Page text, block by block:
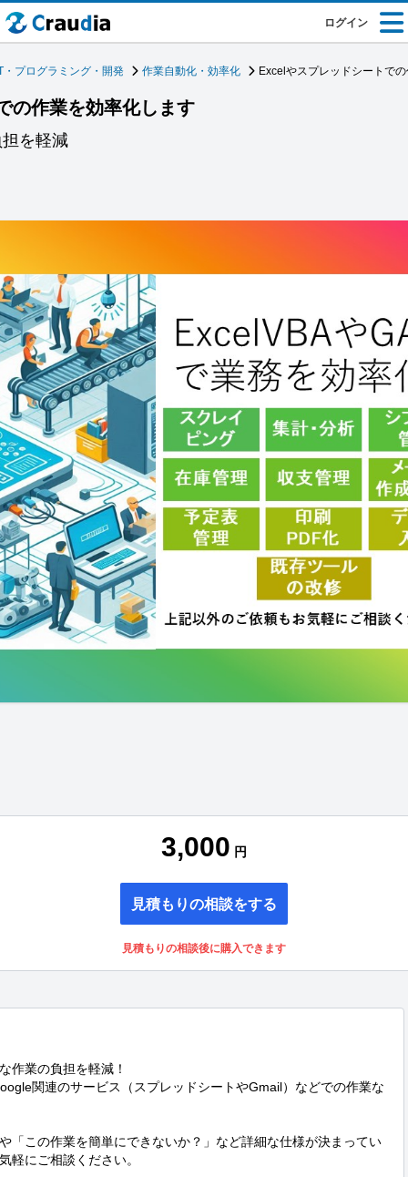
ログイン
・プログラミング・開発 作業自動化・効率化 Excelやスプレッドシートで
の作業を効率化します
を軽減
3,000 円
見積もりの相談をする
見積もりの相談後に購入できます
作業の負担を軽減！
関連のサービス（スプレッドシートやGmail）などでの作業な
「この作業を簡単にできないか？」など詳細な仕様が決まってい
軽にご相談ください。